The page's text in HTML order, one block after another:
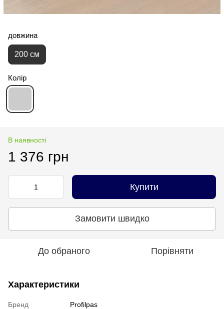
довжина
200 см
Колір
В наявності
1 376 грн
Купити
Замовити швидко
До обраного Порівняти
Характеристики
Бренд
Profilpas